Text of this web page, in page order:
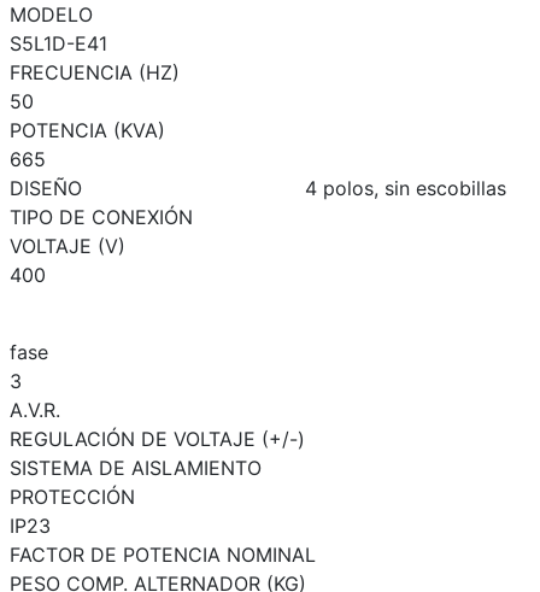
MODELO
S5L1D-E41
FRECUENCIA (HZ)
50
POTENCIA (KVA)
665
DISEÑO
4 polos, sin escobillas
TIPO DE CONEXIÓN
VOLTAJE (V)
400
fase
3
A.V.R.
REGULACIÓN DE VOLTAJE (+/-)
SISTEMA DE AISLAMIENTO
PROTECCIÓN
IP23
FACTOR DE POTENCIA NOMINAL
PESO COMP. ALTERNADOR (KG)